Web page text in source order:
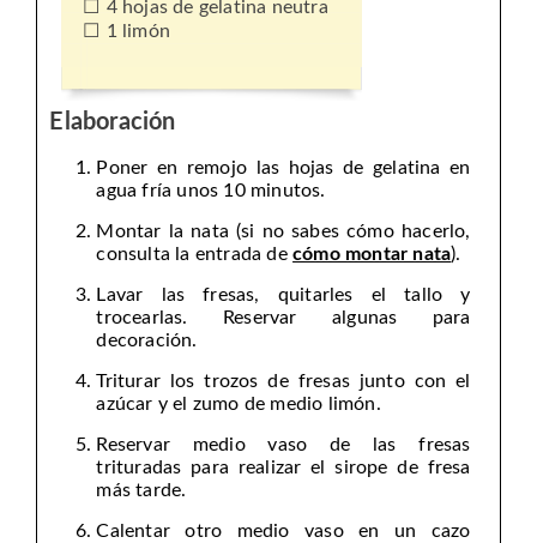
4 hojas de gelatina neutra
1 limón
Elaboración
Poner en remojo las hojas de gelatina en
agua fría unos 10 minutos.
Montar la nata (si no sabes cómo hacerlo,
consulta la entrada decómo montar nata).
Lavar las fresas, quitarles el tallo y
trocearlas. Reservar algunas para
decoración.
Triturar los trozos de fresas junto con el
azúcar y el zumo de medio limón.
Reservar medio vaso de las fresas
trituradas para realizar el sirope de fresa
más tarde.
Calentar otro medio vaso en un cazo